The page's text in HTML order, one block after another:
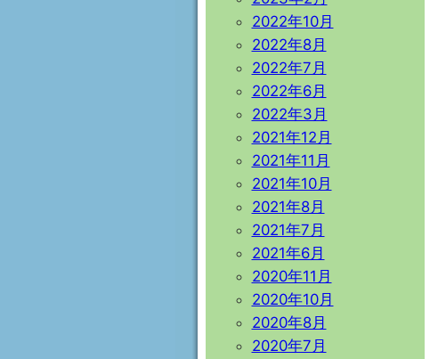
2022年10月
2022年8月
2022年7月
2022年6月
2022年3月
2021年12月
2021年11月
2021年10月
2021年8月
2021年7月
2021年6月
2020年11月
2020年10月
2020年8月
2020年7月